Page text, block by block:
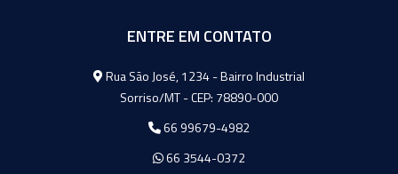
ENTRE EM CONTATO
Agromeq
Rua São José, 1234 - Bairro Industrial
Sorriso/MT - CEP: 78890-000
66 99679-4982
66 3544-0372